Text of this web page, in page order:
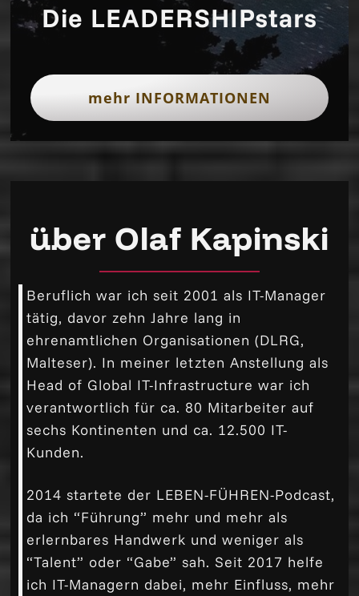
Die LEADERSHIPstars
mehr INFORMATIONEN
über Olaf Kapinski
Beruflich war ich seit 2001 als IT-Manager
tätig, davor zehn Jahre lang in
ehrenamtlichen Organisationen (DLRG,
Malteser). In meiner letzten Anstellung als
Head of Global IT-Infrastructure war ich
verantwortlich für ca. 80 Mitarbeiter auf
sechs Kontinenten und ca. 12.500 IT-
Kunden.
2014 startete der LEBEN-FÜHREN-Podcast,
da ich “Führung” mehr und mehr als
erlernbares Handwerk und weniger als
“Talent” oder “Gabe” sah. Seit 2017 helfe
ich IT-Managern dabei, mehr Einfluss, mehr